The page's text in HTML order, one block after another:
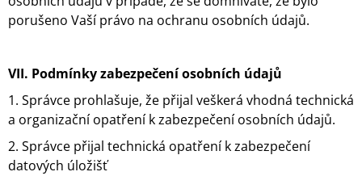
porušeno Vaší právo na ochranu osobních údajů.
VII. Podmínky zabezpečení osobních údajů
1. Správce prohlašuje, že přijal veškerá vhodná technická
a organizační opatření k zabezpečení osobních údajů.
2. Správce přijal technická opatření k zabezpečení
datových úložišť